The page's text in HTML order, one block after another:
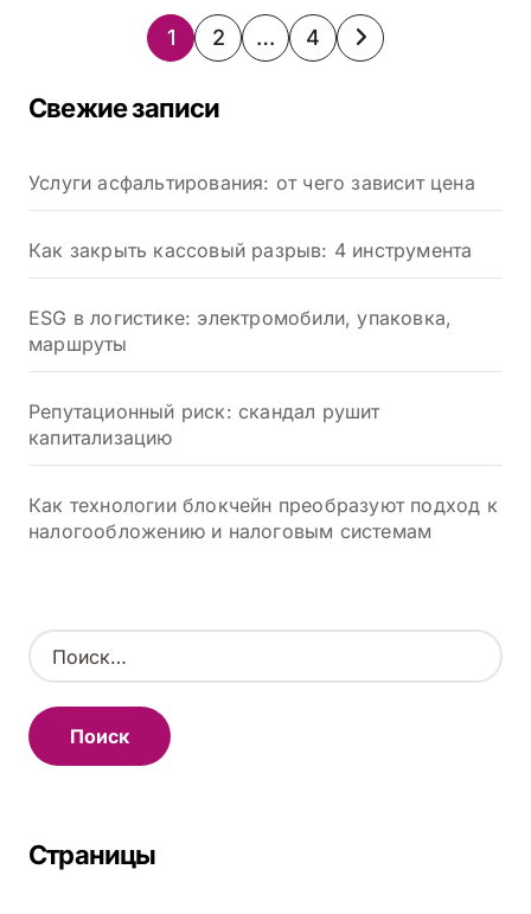
Пагинация
записей
1 2 … 4
Свежие записи
Услуги асфальтирования: от чего зависит цена
Как закрыть кассовый разрыв: 4 инструмента
ESG в логистике: электромобили, упаковка,
маршруты
Репутационный риск: скандал рушит
капитализацию
Как технологии блокчейн преобразуют подход к
налогообложению и налоговым системам
Н
а
т
и
Страницы